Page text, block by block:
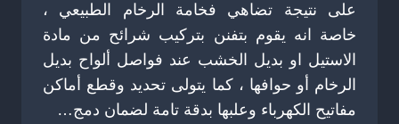
على نتيجة تضاهي فخامة الرخام الطبيعي ،
خاصة انه يقوم بتفنن بتركيب شرائح من مادة
الاستيل او بديل الخشب عند فواصل ألواح بديل
الرخام أو حوافها ، كما يتولى تحديد وقطع أماكن
مفاتيح الكهرباء وعلبها بدقة تامة لضمان دمج…